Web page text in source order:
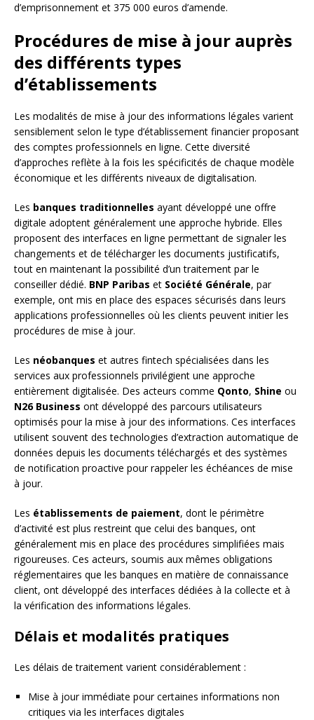
d’emprisonnement et 375 000 euros d’amende.
Procédures de mise à jour auprès
des différents types
d’établissements
Les modalités de mise à jour des informations légales varient
sensiblement selon le type d’établissement financier proposant
des comptes professionnels en ligne. Cette diversité
d’approches reflète à la fois les spécificités de chaque modèle
économique et les différents niveaux de digitalisation.
Les banques traditionnelles ayant développé une offre
digitale adoptent généralement une approche hybride. Elles
proposent des interfaces en ligne permettant de signaler les
changements et de télécharger les documents justificatifs,
tout en maintenant la possibilité d’un traitement par le
conseiller dédié. BNP Paribas et Société Générale, par
exemple, ont mis en place des espaces sécurisés dans leurs
applications professionnelles où les clients peuvent initier les
procédures de mise à jour.
Les néobanques et autres fintech spécialisées dans les
services aux professionnels privilégient une approche
entièrement digitalisée. Des acteurs comme Qonto, Shine ou
N26 Business ont développé des parcours utilisateurs
optimisés pour la mise à jour des informations. Ces interfaces
utilisent souvent des technologies d’extraction automatique de
données depuis les documents téléchargés et des systèmes
de notification proactive pour rappeler les échéances de mise
à jour.
Les établissements de paiement, dont le périmètre
d’activité est plus restreint que celui des banques, ont
généralement mis en place des procédures simplifiées mais
rigoureuses. Ces acteurs, soumis aux mêmes obligations
réglementaires que les banques en matière de connaissance
client, ont développé des interfaces dédiées à la collecte et à
la vérification des informations légales.
Délais et modalités pratiques
Les délais de traitement varient considérablement :
Mise à jour immédiate pour certaines informations non
critiques via les interfaces digitales